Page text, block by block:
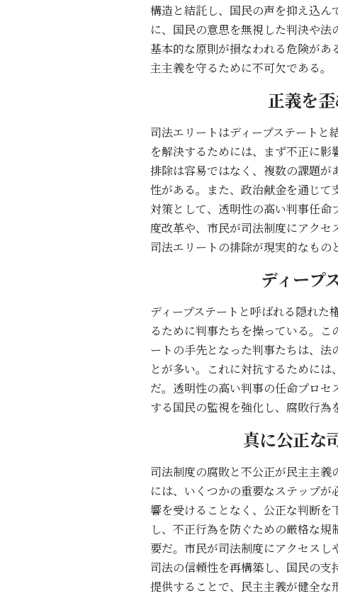
構造と結託し、国民の声を抑え込ん
に、国民の意思を無視した判決や
基本的な原則が損なわれる危険が
主主義を守るために不可欠である。
正義を
司法エリートはディープステート
を解決するためには、まず不正に
排除は容易ではなく、複数の課題
性がある。また、政治献金を通じて
対策として、透明性の高い判事任
度改革や、市民が司法制度にアク
司法エリートの排除が現実的なもの
ディープ
ディープステートと呼ばれる隠れ
るために判事たちを操っている。
ートの手先となった判事たちは、
とが多い。これに対抗するために
だ。透明性の高い判事の任命プロ
する国民の監視を強化し、腐敗行為
真に公正な
司法制度の腐敗と不公正が民主主
には、いくつかの重要なステップ
響を受けることなく、公正な判断
し、不正行為を防ぐための厳格な
要だ。市民が司法制度にアクセスし
司法の信頼性を再構築し、国民の
提供することで、民主主義が健全な